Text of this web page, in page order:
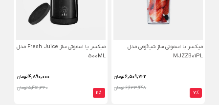
میکسر یا اسموتی ساز شیائومی مدل
MJZZB01PL
6,509,722تومان
6,933,948 تومان
7%
میکسر یا اسموتی ساز Fresh Juice مدل
500ML
4,890,000تومان
5,451,320 تومان
11%